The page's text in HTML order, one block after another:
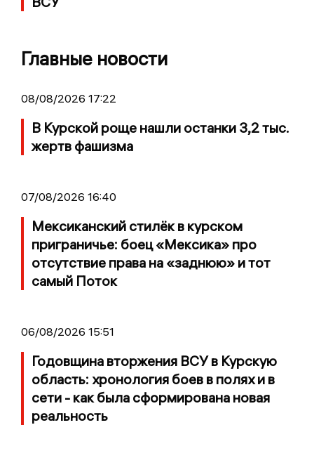
Главные новости
08/08/2026 17:22
В Курской роще нашли останки 3,2 тыс.
жертв фашизма
07/08/2026 16:40
Мексиканский стилёк в курском
приграничье: боец «Мексика» про
отсутствие права на «заднюю» и тот
самый Поток
06/08/2026 15:51
Годовщина вторжения ВСУ в Курскую
область: хронология боев в полях и в
сети - как была сформирована новая
реальность